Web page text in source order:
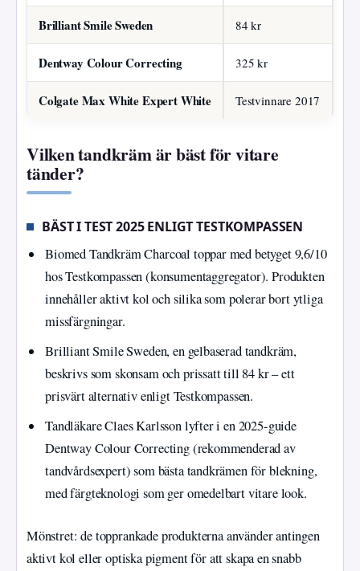
Brilliant Smile Sweden 84 kr
Dentway Colour Correcting 325 kr
Colgate Max White Expert White Testvinnare 2017
Vilken tandkräm är bäst för vitare
tänder?
BÄST I TEST 2025 ENLIGT TESTKOMPASSEN
Biomed Tandkräm Charcoal toppar med betyget 9,6/10
hos Testkompassen (konsumentaggregator). Produkten
innehåller aktivt kol och silika som polerar bort ytliga
missfärgningar.
Brilliant Smile Sweden, en gelbaserad tandkräm,
beskrivs som skonsam och prissatt till 84 kr – ett
prisvärt alternativ enligt Testkompassen.
Tandläkare Claes Karlsson lyfter i en 2025-guide
Dentway Colour Correcting (rekommenderad av
tandvårdsexpert) som bästa tandkrämen för blekning,
med färgteknologi som ger omedelbart vitare look.
Mönstret: de topprankade produkterna använder antingen
aktivt kol eller optiska pigment för att skapa en snabb